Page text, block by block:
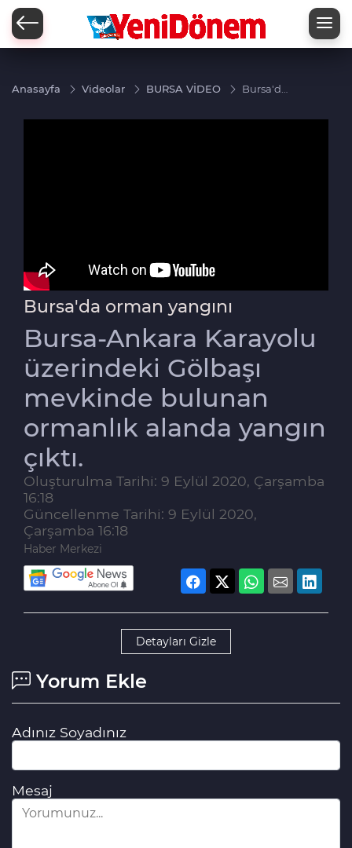
Anasayfa Videolar BURSA VİDEO
Bursa'da
Bursa'da orman yangını
Bursa-Ankara Karayolu
üzerindeki Gölbaşı
mevkinde bulunan
ormanlık alanda yangın
çıktı.
Oluşturulma Tarihi: 9 Eylül 2020, Çarşamba
16:18
Güncellenme Tarihi: 9 Eylül 2020,
Çarşamba 16:18
Haber Merkezi
Detayları Gizle
Yorum Ekle
Adınız Soyadınız
Mesaj